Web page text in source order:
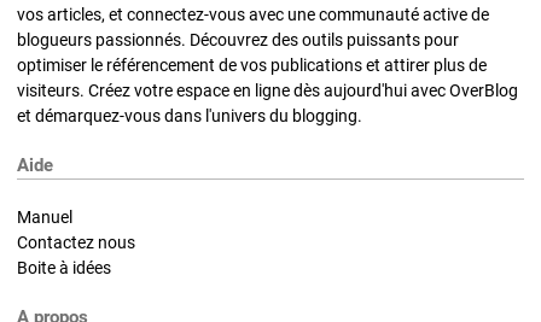
vos articles, et connectez-vous avec une communauté active de
blogueurs passionnés. Découvrez des outils puissants pour
optimiser le référencement de vos publications et attirer plus de
visiteurs. Créez votre espace en ligne dès aujourd'hui avec OverBlog
et démarquez-vous dans l'univers du blogging.
Aide
Manuel
Contactez nous
Boite à idées
A propos